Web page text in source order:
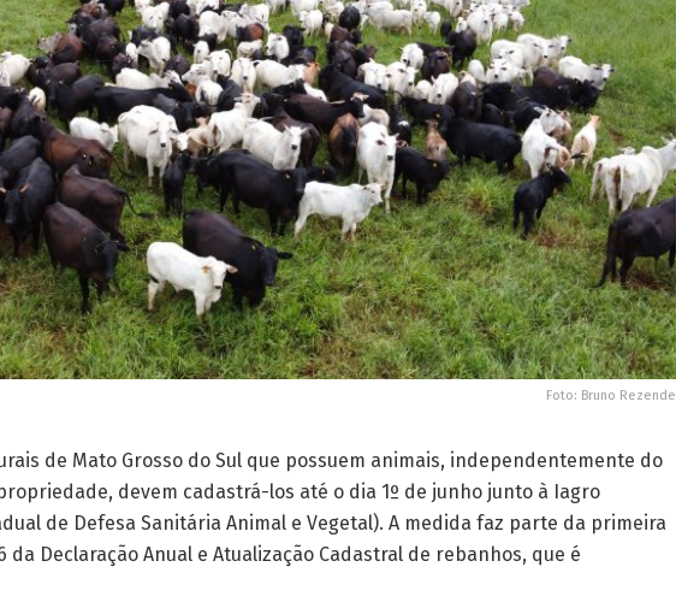
Foto: Bruno Rezende
de Mato Grosso do Sul que possuem animais, independentemente do
devem cadastrá-los até o dia 1º de junho junto à Iagro
de Defesa Sanitária Animal e Vegetal). A medida faz parte da primeira
da Declaração Anual e Atualização Cadastral de rebanhos, que é